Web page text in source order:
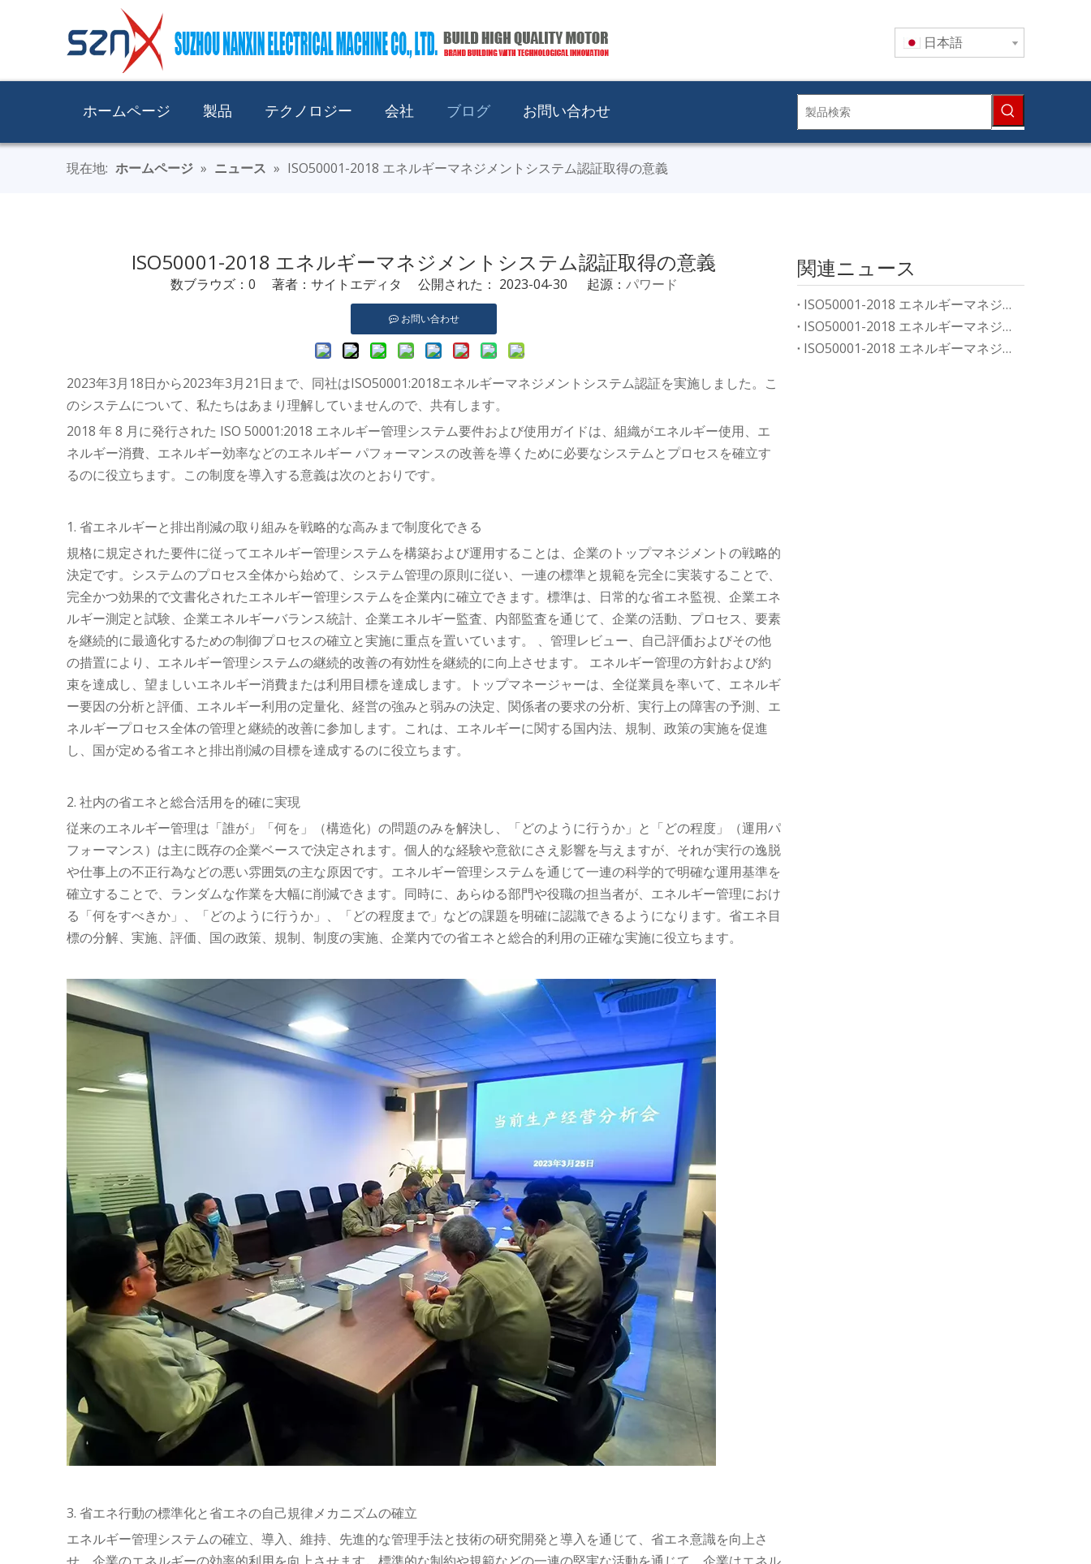
日本語
ホームページ 製品 テクノロジー 会社 ブログ お問い合わせ
現在地: ホームページ » ニュース » ISO50001-2018 エネルギーマネジメントシステム認証取得の意義
ISO50001-2018 エネルギーマネジメントシステム認証取得の意義
数ブラウズ： 0 著者：サイトエディタ 公開された： 2023-04-30 起源： パワード
お問い合わせ
2023年3月18日から2023年3月21日まで、同社はISO50001:2018エネルギーマネジメントシステム認証を実施しました。こ
のシステムについて、私たちはあまり理解していませんので、共有します。
2018 年 8 月に発行された ISO 50001:2018 エネルギー管理システム要件および使用ガイドは、組織がエネルギー使用、エ
ネルギー消費、エネルギー効率などのエネルギー パフォーマンスの改善を導くために必要なシステムとプロセスを確立す
るのに役立ちます。この制度を導入する意義は次のとおりです。
1. 省エネルギーと排出削減の取り組みを戦略的な高みまで制度化できる
規格に規定された要件に従ってエネルギー管理システムを構築および運用することは、企業のトップマネジメントの戦略的
決定です。システムのプロセス全体から始めて、システム管理の原則に従い、一連の標準と規範を完全に実装することで、
完全かつ効果的で文書化されたエネルギー管理システムを企業内に確立できます。標準は、日常的な省エネ監視、企業エネ
ルギー測定と試験、企業エネルギーバランス統計、企業エネルギー監査、内部監査を通じて、企業の活動、プロセス、要素
を継続的に最適化するための制御プロセスの確立と実施に重点を置いています。 、管理レビュー、自己評価およびその他
の措置により、エネルギー管理システムの継続的改善の有効性を継続的に向上させます。 エネルギー管理の方針および約
束を達成し、望ましいエネルギー消費または利用目標を達成します。トップマネージャーは、全従業員を率いて、エネルギ
ー要因の分析と評価、エネルギー利用の定量化、経営の強みと弱みの決定、関係者の要求の分析、実行上の障害の予測、エ
ネルギープロセス全体の管理と継続的改善に参加します。これは、エネルギーに関する国内法、規制、政策の実施を促進
し、国が定める省エネと排出削減の目標を達成するのに役立ちます。
2. 社内の省エネと総合活用を的確に実現
従来のエネルギー管理は「誰が」「何を」（構造化）の問題のみを解決し、「どのように行うか」と「どの程度」（運用パ
フォーマンス）は主に既存の企業ベースで決定されます。個人的な経験や意欲にさえ影響を与えますが、それが実行の逸脱
や仕事上の不正行為などの悪い雰囲気の主な原因です。エネルギー管理システムを通じて一連の科学的で明確な運用基準を
確立することで、ランダムな作業を大幅に削減できます。同時に、あらゆる部門や役職の担当者が、エネルギー管理におけ
る「何をすべきか」、「どのように行うか」、「どの程度まで」などの課題を明確に認識できるようになります。省エネ目
標の分解、実施、評価、国の政策、規制、制度の実施、企業内での省エネと総合的利用の正確な実施に役立ちます。
3. 省エネ行動の標準化と省エネの自己規律メカニズムの確立
エネルギー管理システムの確立、導入、維持、先進的な管理手法と技術の研究開発と導入を通じて、省エネ意識を向上さ
関連ニュース
ISO50001-2018 エネルギーマネジメントシステム認証取得の意義
ISO50001-2018 エネルギーマネジメントシステム認証取得の意義
ISO50001-2018 エネルギーマネジメントシステム認証取得の意義